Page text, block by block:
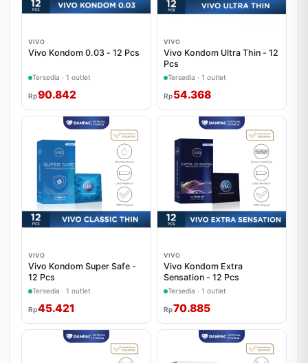
VIVO
Vivo Kondom 0.03 - 12 Pcs
Tersedia · 1 outlet
Rp90.842
VIVO
Vivo Kondom Ultra Thin - 12
Pcs
Tersedia · 1 outlet
Rp 54.368
VIVO
Vivo Kondom Super Safe -
12 Pcs
Tersedia · 1 outlet
Rp45.421
VIVO
Vivo Kondom Extra
Sensation - 12 Pcs
Tersedia · 1 outlet
Rp70.885